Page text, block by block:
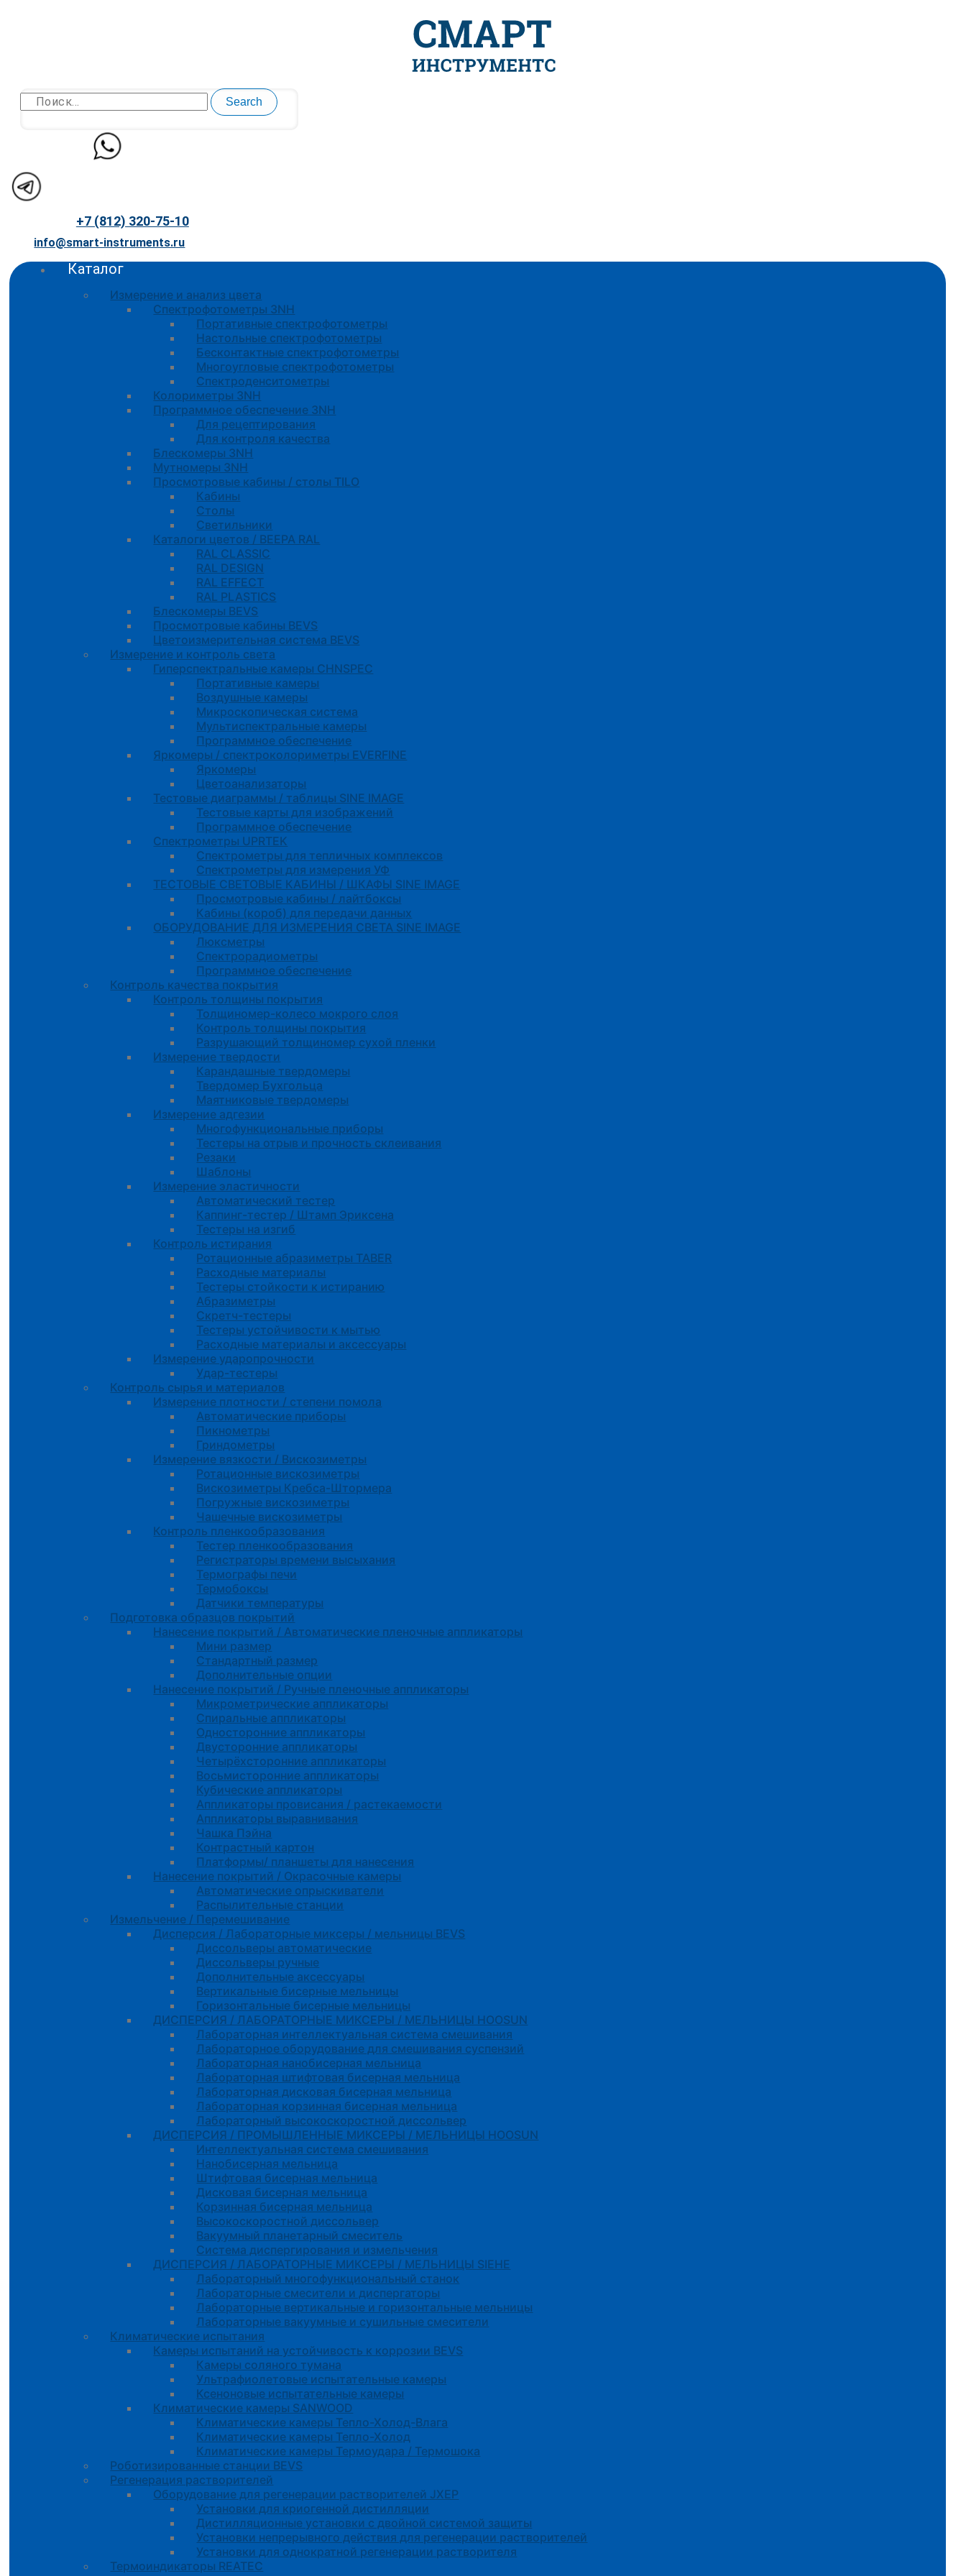
Search
+7 (812) 320-75-10
info@smart-instruments.ru
Каталог
Измерение и анализ цвета
Спектрофотометры 3NH
Портативные спектрофотометры
Настольные спектрофотометры
Бесконтактные спектрофотометры
Многоугловые спектрофотометры
Спектроденситометры
Колориметры 3NH
Программное обеспечение 3NH
Для рецептирования
Для контроля качества
Блескомеры 3NH
Мутномеры 3NH
Просмотровые кабины / столы TILO
Кабины
Cтолы
Светильники
Каталоги цветов / BEEPA RAL
RAL CLASSIC
RAL DESIGN
RAL EFFECT
RAL PLASTICS
Блескомеры BEVS
Просмотровые кабины BEVS
Цветоизмерительная система BEVS
Измерение и контроль света
Гиперспектральные камеры CHNSPEC
Портативные камеры
Воздушные камеры
Микроскопическая система
Мультиспектральные камеры
Программное обеспечение
Яркомеры / спектроколориметры EVERFINE
Яркомеры
Цветоанализаторы
Тестовые диаграммы / таблицы SINE IMAGE
Тестовые карты для изображений
Программное обеспечение
Спектрометры UPRTEK
Спектрометры для тепличных комплексов
Спектрометры для измерения УФ
ТЕСТОВЫЕ СВЕТОВЫЕ КАБИНЫ / ШКАФЫ SINE IMAGE
Просмотровые кабины / лайтбоксы
Кабины (короб) для передачи данных
ОБОРУДОВАНИЕ ДЛЯ ИЗМЕРЕНИЯ СВЕТА SINE IMAGE
Люксметры
Спектрорадиометры
Программное обеспечение
Контроль качества покрытия
Контроль толщины покрытия
Толщиномер-колесо мокрого слоя
Контроль толщины покрытия
Разрушающий толщиномер сухой пленки
Измерение твердости
Карандашные твердомеры
Твердомер Бухгольца
Маятниковые твердомеры
Измерение адгезии
Многофункциональные приборы
Тестеры на отрыв и прочность склеивания
Резаки
Шаблоны
Измерение эластичности
Автоматический тестер
Каппинг-тестер / Штамп Эриксена
Тестеры на изгиб
Контроль истирания
Ротационные абразиметры TABER
Расходные материалы
Тестеры стойкости к истиранию
Абразиметры
Скретч-тестеры
Тестеры устойчивости к мытью
Расходные материалы и аксессуары
Измерение ударопрочности
Удар-тестеры
Контроль сырья и материалов
Измерение плотности / степени помола
Автоматические приборы
Пикнометры
Гриндометры
Измерение вязкости / Вискозиметры
Ротационные вискозиметры
Вискозиметры Кребса-Штормера
Погружные вискозиметры
Чашечные вискозиметры
Контроль пленкообразования
Тестер пленкообразования
Регистраторы времени высыхания
Термографы печи
Термобоксы
Датчики температуры
Подготовка образцов покрытий
Нанесение покрытий / Автоматические пленочные аппликаторы
Мини размер
Стандартный размер
Дополнительные опции
Нанесение покрытий / Ручные пленочные аппликаторы
Микрометрические аппликаторы
Спиральные аппликаторы
Односторонние аппликаторы
Двусторонние аппликаторы
Четырёхсторонние аппликаторы
Восьмисторонние аппликаторы
Кубические аппликаторы
Аппликаторы провисания / растекаемости
Аппликаторы выравнивания
Чашка Пэйна
Контрастный картон
Платформы/ планшеты для нанесения
Нанесение покрытий / Окрасочные камеры
Автоматические опрыскиватели
Распылительные станции
Измельчение / Перемешивание
Дисперсия / Лабораторные миксеры / мельницы BEVS
Диссольверы автоматические
Диссольверы ручные
Дополнительные аксессуары
Вертикальные бисерные мельницы
Горизонтальные бисерные мельницы
ДИСПЕРСИЯ / ЛАБОРАТОРНЫЕ МИКСЕРЫ / МЕЛЬНИЦЫ HOOSUN
Лабораторная интеллектуальная система смешивания
Лабораторное оборудование для смешивания суспензий
Лабораторная нанобисерная мельница
Лабораторная штифтовая бисерная мельница
Лабораторная дисковая бисерная мельница
Лабораторная корзинная бисерная мельница
Лабораторный высокоскоростной диссольвер
ДИСПЕРСИЯ / ПРОМЫШЛЕННЫЕ МИКСЕРЫ / МЕЛЬНИЦЫ HOOSUN
Интеллектуальная система смешивания
Нанобисерная мельница
Штифтовая бисерная мельница
Дисковая бисерная мельница
Корзинная бисерная мельница
Высокоскоростной диссольвер
Вакуумный планетарный смеситель
Система диспергирования и измельчения
ДИСПЕРСИЯ / ЛАБОРАТОРНЫЕ МИКСЕРЫ / МЕЛЬНИЦЫ SIEHE
Лабораторный многофункциональный станок
Лабораторные смесители и диспергаторы
Лабораторные вертикальные и горизонтальные мельницы
Лабораторные вакуумные и сушильные смесители
Климатические испытания
Камеры испытаний на устойчивость к коррозии BEVS
Камеры соляного тумана
Ультрафиолетовые испытательные камеры
Ксеноновые испытательные камеры
Климатические камеры SANWOOD
Климатические камеры Тепло-Холод-Влага
Климатические камеры Тепло-Холод
Климатические камеры Термоудара / Термошока
Роботизированные станции BEVS
Регенерация растворителей
Оборудование для регенерации растворителей JXEP
Установки для криогенной дистилляции
Дистилляционные установки с двойной системой защиты
Установки непрерывного действия для регенерации растворителей
Установки для однократной регенерации растворителя
Термоиндикаторы REATEC